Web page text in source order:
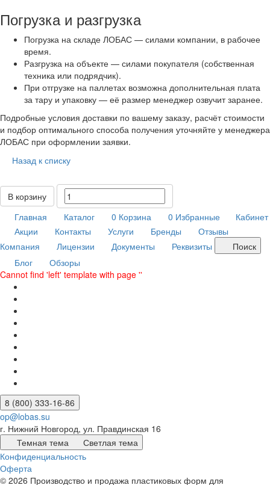
Погрузка и разгрузка
Погрузка на складе ЛОБАС — силами компании, в рабочее
время.
Разгрузка на объекте — силами покупателя (собственная
техника или подрядчик).
При отгрузке на паллетах возможна дополнительная плата
за тару и упаковку — её размер менеджер озвучит заранее.
Подробные условия доставки по вашему заказу, расчёт стоимости
и подбор оптимального способа получения уточняйте у менеджера
ЛОБАС при оформлении заявки.
Назад к списку
В корзину
Главная
Каталог 0 Корзина 0 Избранные
Кабинет
Акции
Контакты Услуги Бренды
Отзывы
Компания
Лицензии Документы Реквизиты
Поиск
Блог
Обзоры
Cannot find 'left' template with page ''
8 (800) 333-16-86
op@lobas.su
г. Нижний Новгород, ул. Правдинская 16
Темная тема
Светлая тема
Конфиденциальность
Оферта
© 2026 Производство и продажа пластиковых форм для